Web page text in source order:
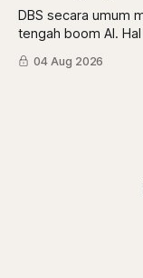
DBS secara umum
tengah boom AI.
berbeda dari
menarik karena
04 Aug 2026